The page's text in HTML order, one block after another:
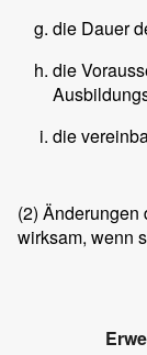
die Dauer
die
die
(2) Änderungen
wirksam, wenn